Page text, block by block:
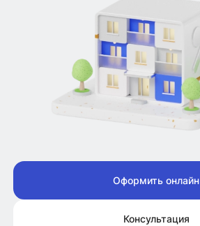
Оформить онлайн
Консультация